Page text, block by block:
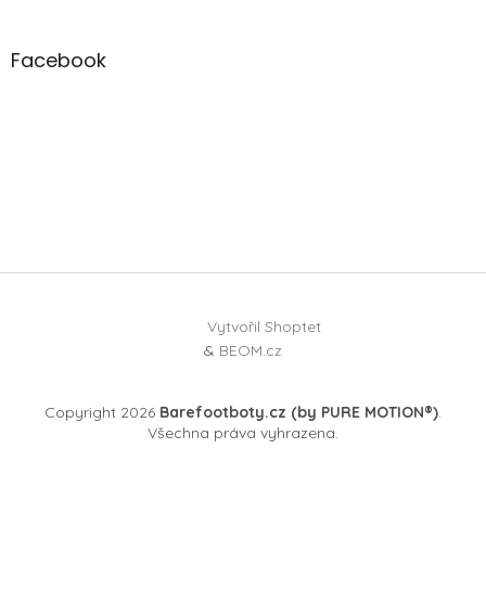
Facebook
Vytvořil Shoptet
& BEOM.cz
Copyright 2026 Barefootboty.cz (by PURE MOTION®).
Všechna práva vyhrazena.